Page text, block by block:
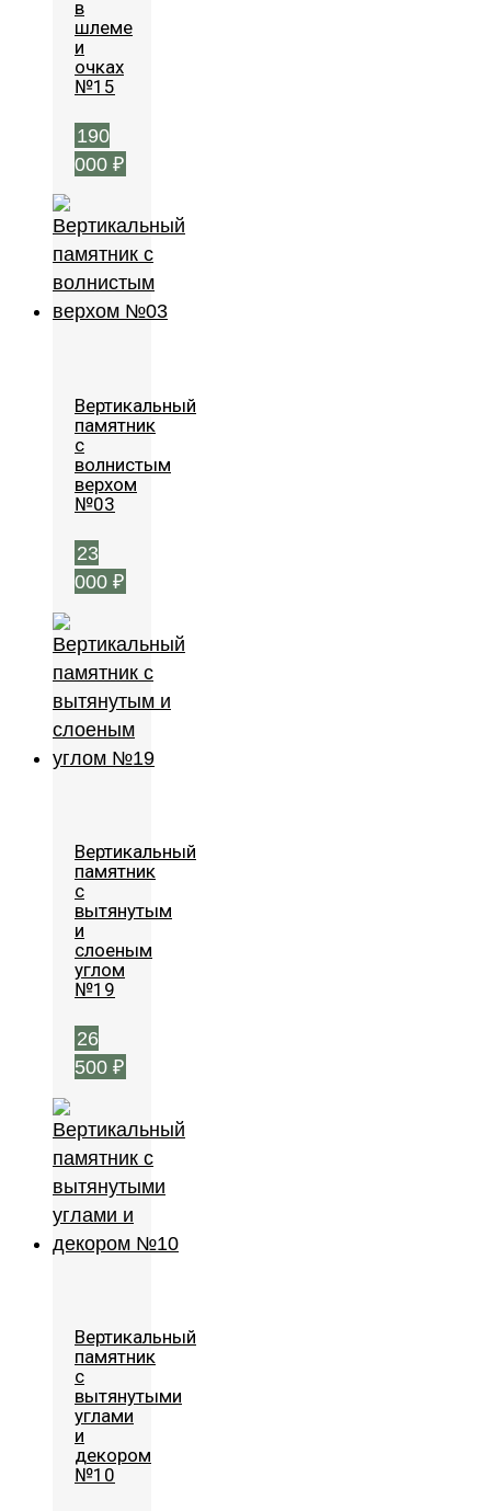
в
шлеме
и
очках
№15
190
000 ₽
Вертикальный
памятник
с
волнистым
верхом
№03
23
000 ₽
Вертикальный
памятник
с
вытянутым
и
слоеным
углом
№19
26
500 ₽
Вертикальный
памятник
с
вытянутыми
углами
и
декором
№10